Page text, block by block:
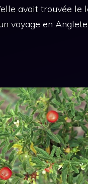
avait trouvée le
voyage en